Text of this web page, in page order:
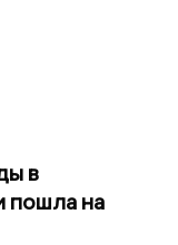
в
пошла на